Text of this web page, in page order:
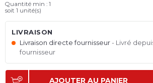
Quantité min : 1
soit 1 unité(s)
LIVRAISON
Livraison directe fournisseur
Livré
fournisseur
AJOUTER AU PANIER